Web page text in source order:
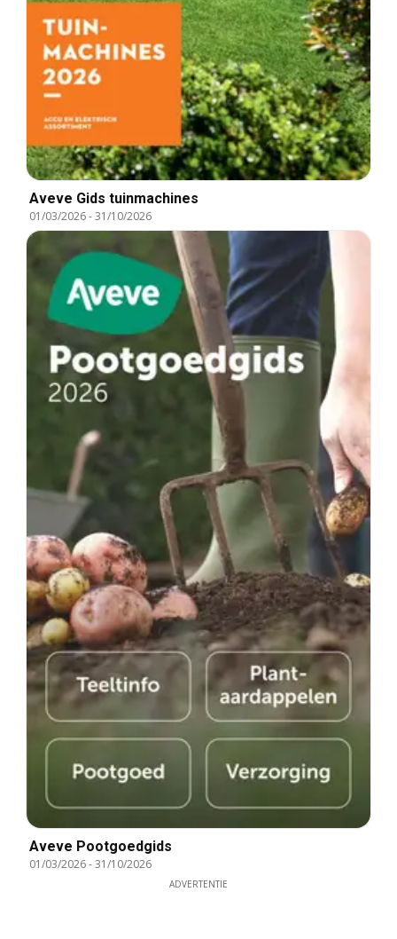
Aveve Gids tuinmachines
01/03/2026-31/10/2026
Aveve Pootgoedgids
01/03/2026-31/10/2026
ADVERTENTIE